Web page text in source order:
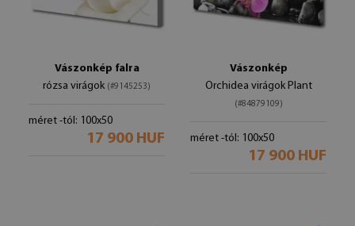
Vászonkép falra
rózsa virágok (#9145253)
méret -tól: 100x50
17 900 HUF
Vászonkép
Orchidea virágok Plant
(#84879109)
méret -tól: 100x50
17 900 HUF